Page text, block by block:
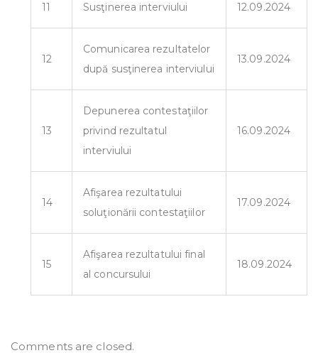
11 Susţinerea interviului 12.09.2024
12
Comunicarea rezultatelor
după susţinerea interviului
13.09.2024
13
Depunerea contestaţiilor
privind rezultatul
interviului
16.09.2024
14
Afişarea rezultatului
soluţionării contestaţiilor
17.09.2024
15
Afişarea rezultatului final
al concursului
18.09.2024
Comments are closed.